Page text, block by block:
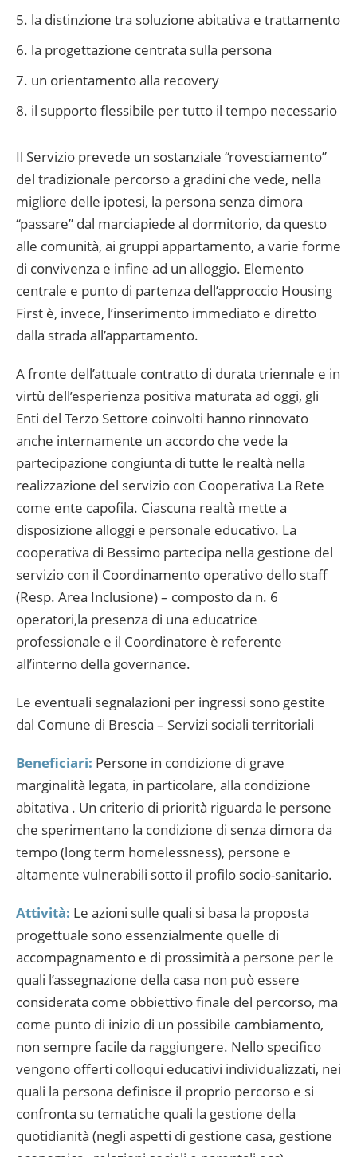
la distinzione tra soluzione abitativa e trattamento
la progettazione centrata sulla persona
un orientamento alla recovery
il supporto flessibile per tutto il tempo necessario
Il Servizio prevede un sostanziale “rovesciamento”
del tradizionale percorso a gradini che vede, nella
migliore delle ipotesi, la persona senza dimora
“passare” dal marciapiede al dormitorio, da questo
alle comunità, ai gruppi appartamento, a varie forme
di convivenza e infine ad un alloggio. Elemento
centrale e punto di partenza dell’approccio Housing
First è, invece, l’inserimento immediato e diretto
dalla strada all’appartamento.
A fronte dell’attuale contratto di durata triennale e in
virtù dell’esperienza positiva maturata ad oggi, gli
Enti del Terzo Settore coinvolti hanno rinnovato
anche internamente un accordo che vede la
partecipazione congiunta di tutte le realtà nella
realizzazione del servizio con Cooperativa La Rete
come ente capofila. Ciascuna realtà mette a
disposizione alloggi e personale educativo. La
cooperativa di Bessimo partecipa nella gestione del
servizio con il Coordinamento operativo dello staff
(Resp. Area Inclusione) – composto da n. 6
operatori,la presenza di una educatrice
professionale e il Coordinatore è referente
all’interno della governance.
Le eventuali segnalazioni per ingressi sono gestite
dal Comune di Brescia – Servizi sociali territoriali
Beneficiari: Persone in condizione di grave
marginalità legata, in particolare, alla condizione
abitativa . Un criterio di priorità riguarda le persone
che sperimentano la condizione di senza dimora da
tempo (long term homelessness), persone e
altamente vulnerabili sotto il profilo socio-sanitario.
Attività: Le azioni sulle quali si basa la proposta
progettuale sono essenzialmente quelle di
accompagnamento e di prossimità a persone per le
quali l’assegnazione della casa non può essere
considerata come obbiettivo finale del percorso, ma
come punto di inizio di un possibile cambiamento,
non sempre facile da raggiungere. Nello specifico
vengono offerti colloqui educativi individualizzati, nei
quali la persona definisce il proprio percorso e si
confronta su tematiche quali la gestione della
quotidianità (negli aspetti di gestione casa, gestione